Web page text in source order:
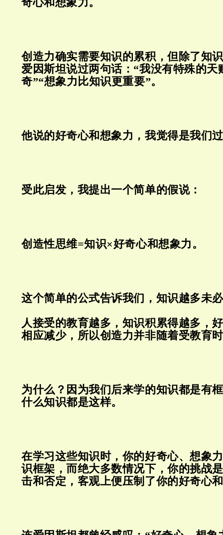
创造力确实需要知识的累积，但除了知
爱因斯坦说过两句话：“我没有特殊的天
奇”“想象力比知识更重要”。
他说的好奇心和想象力，我觉得是我们
受此启发，我提出一个简单的假说：
创造性思维=知识×好奇心和想象力。
这个简单的公式告诉我们，知识越多未
人接受的教育越多，知识积累得越多，
相应减少，所以创造力并非随着受教育
为什么？因为我们后来学的知识都是有
什么知识都是这样。
在学习这些知识时，你的好奇心、想象
识框架，而绝大多数情况下，你的挑战
击和否定，客观上便压制了你的好奇心